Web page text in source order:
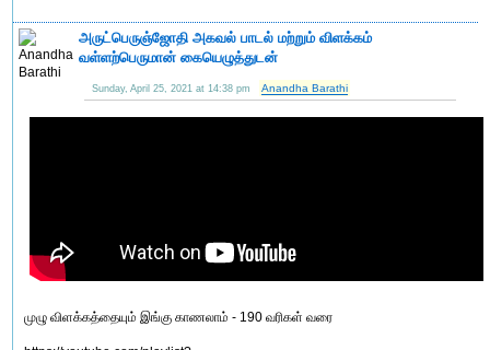
அருட்பெருஞ்ஜோதி அகவல் பாடல் மற்றும் விளக்கம்
வள்ளற்பெருமான் கையெழுத்துடன்
Sunday, April 25, 2021 at 14:38 pm Anandha Barathi
முழு விளக்கத்தையும் இங்கு காணலாம் - 190 வரிகள் வரை